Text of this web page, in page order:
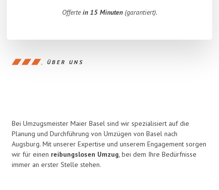
Offertein 15 Minuten(garantiert).
ÜBER UNS
Bei Umzugsmeister Maier Basel sind wir spezialisiert auf die
Planung und Durchführung von Umzügen von Basel nach
Augsburg. Mit unserer Expertise und unserem Engagement sorgen
wir für einen reibungslosen Umzug, bei dem Ihre Bedürfnisse
immer an erster Stelle stehen.